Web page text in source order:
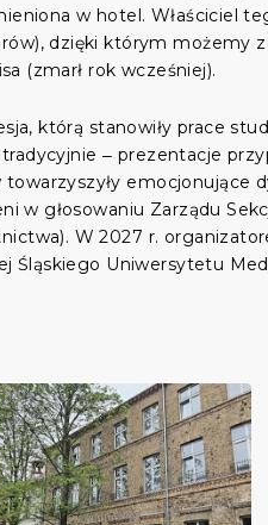
w hotel. Właściciel
dzięki którym możemy
(zmarł rok wcześniej).
którą stanowiły prace
tradycyjnie ‒ prezentacje
emocjonujące
w głosowaniu Zarządu
W 2027 r.
Śląskiego Uniwersytetu